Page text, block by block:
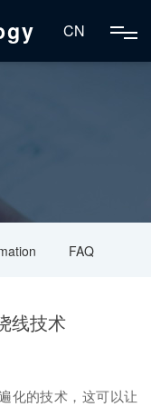
CN
FAQ
线技术
化的技术，这可以让